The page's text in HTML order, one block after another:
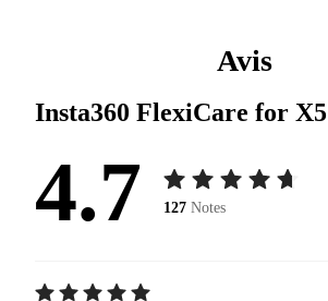
Avis
Insta360 FlexiCare for X5
4.7 127 Notes